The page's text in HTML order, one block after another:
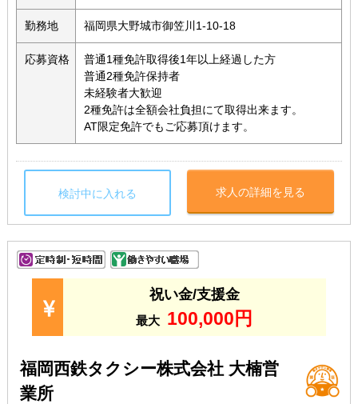
勤務地 福岡県大野城市御笠川1-10-18
応募資格
普通1種免許取得後1年以上経過した方
普通2種免許保持者
未経験者大歓迎
2種免許は全額会社負担にて取得出来ます。
AT限定免許でもご応募頂けます。
検討中に入れる 求人の詳細を見る
祝い金/支援金
最大 100,000円
福岡西鉄タクシー株式会社 大楠営
業所